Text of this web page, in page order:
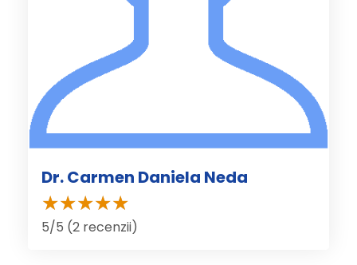
Dr. Carmen Daniela Neda
5/5 (2 recenzii)